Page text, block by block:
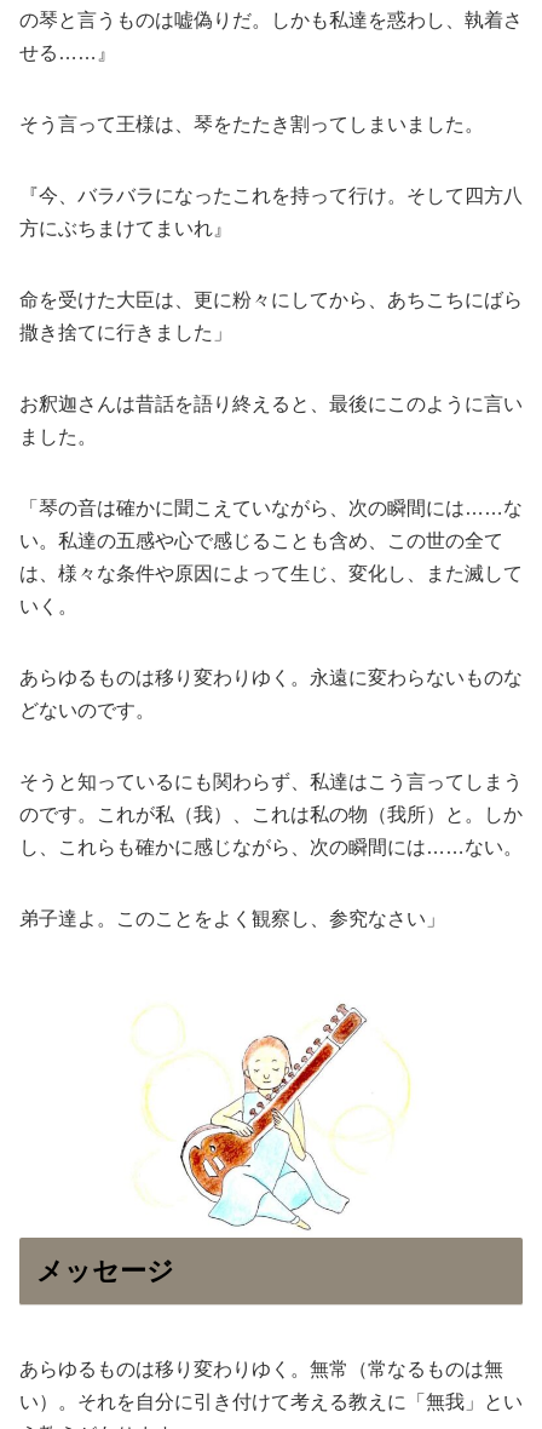
の琴と言うものは嘘偽りだ。しかも私達を惑わし、執着さ
せる……』
そう言って王様は、琴をたたき割ってしまいました。
『今、バラバラになったこれを持って行け。そして四方八
方にぶちまけてまいれ』
命を受けた大臣は、更に粉々にしてから、あちこちにばら
撒き捨てに行きました」
お釈迦さんは昔話を語り終えると、最後にこのように言い
ました。
「琴の音は確かに聞こえていながら、次の瞬間には……な
い。私達の五感や心で感じることも含め、この世の全て
は、様々な条件や原因によって生じ、変化し、また滅して
いく。
あらゆるものは移り変わりゆく。永遠に変わらないものな
どないのです。
そうと知っているにも関わらず、私達はこう言ってしまう
のです。これが私（我）、これは私の物（我所）と。しか
し、これらも確かに感じながら、次の瞬間には……ない。
弟子達よ。このことをよく観察し、参究なさい」
メッセージ
あらゆるものは移り変わりゆく。無常（常なるものは無
い）。それを自分に引き付けて考える教えに「無我」とい